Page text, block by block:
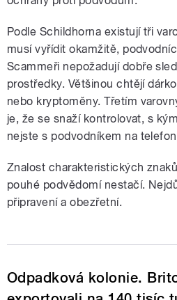
Podle Schildhorna existují tři
musí vyřídit okamžitě,
Scammeři nepožadují dobře
prostředky. Většinou chtějí
nebo kryptoměny. Třetím
je, že se snaží kontrolovat, s
nejste s podvodníkem na
Znalost charakteristických
pouhé podvědomí nestačí.
připravení a obezřetní.
Odpadková kolonie.